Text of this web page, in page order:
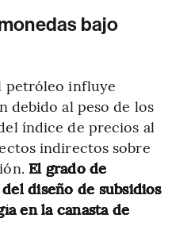
bajo
petróleo influye
debido al peso de los
índice de precios al
indirectos sobre
El grado de
diseño de subsidios
en la canasta de